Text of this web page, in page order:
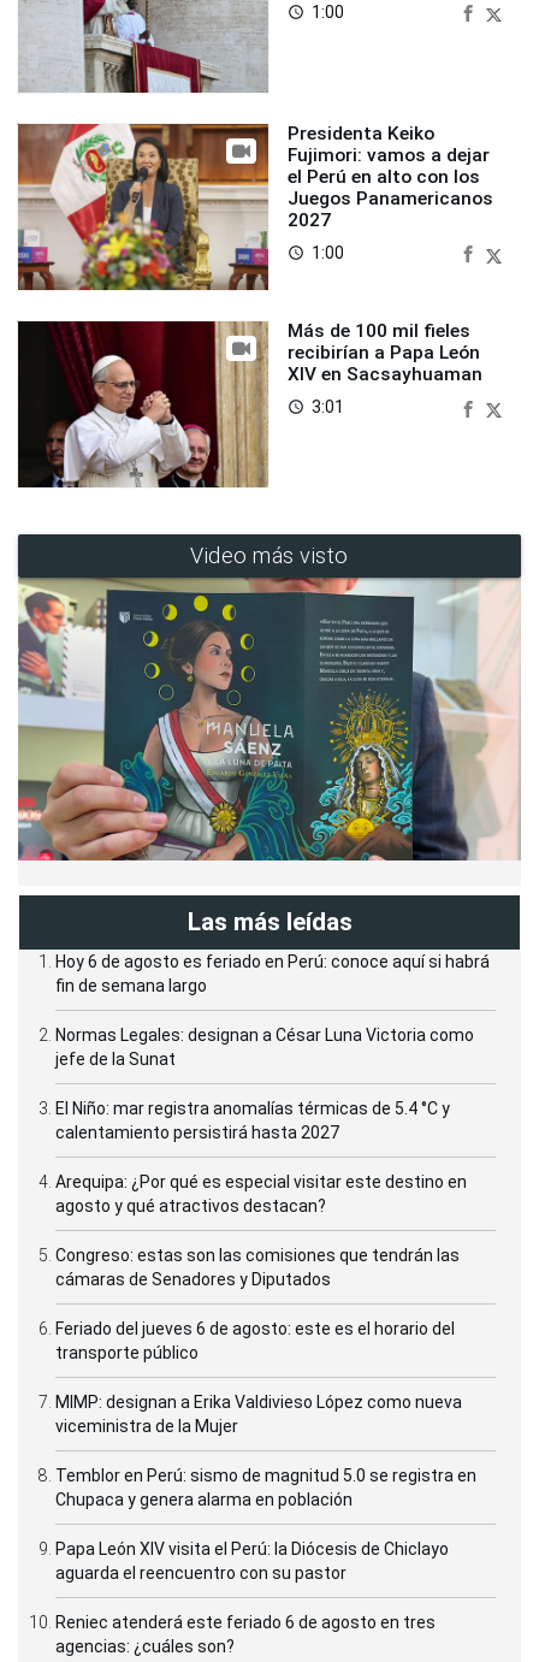
access_time 1:00
Presidenta Keiko
Fujimori: vamos a dejar
el Perú en alto con los
Juegos Panamericanos
2027
access_time 1:00
Más de 100 mil fieles
recibirían a Papa León
XIV en Sacsayhuaman
access_time 3:01
Video más visto
Las más leídas
Hoy 6 de agosto es feriado en Perú: conoce aquí si habrá
fin de semana largo
Normas Legales: designan a César Luna Victoria como
jefe de la Sunat
El Niño: mar registra anomalías térmicas de 5.4 °C y
calentamiento persistirá hasta 2027
Arequipa: ¿Por qué es especial visitar este destino en
agosto y qué atractivos destacan?
Congreso: estas son las comisiones que tendrán las
cámaras de Senadores y Diputados
Feriado del jueves 6 de agosto: este es el horario del
transporte público
MIMP: designan a Erika Valdivieso López como nueva
viceministra de la Mujer
Temblor en Perú: sismo de magnitud 5.0 se registra en
Chupaca y genera alarma en población
Papa León XIV visita el Perú: la Diócesis de Chiclayo
aguarda el reencuentro con su pastor
Reniec atenderá este feriado 6 de agosto en tres
agencias: ¿cuáles son?